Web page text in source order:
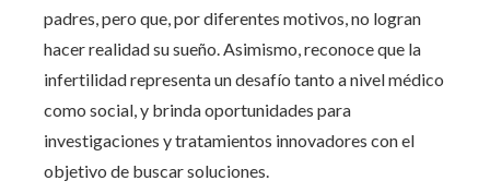
padres, pero que, por diferentes motivos, no logran
hacer realidad su sueño. Asimismo, reconoce que la
infertilidad representa un desafío tanto a nivel médico
como social, y brinda oportunidades para
investigaciones y tratamientos innovadores con el
objetivo de buscar soluciones.